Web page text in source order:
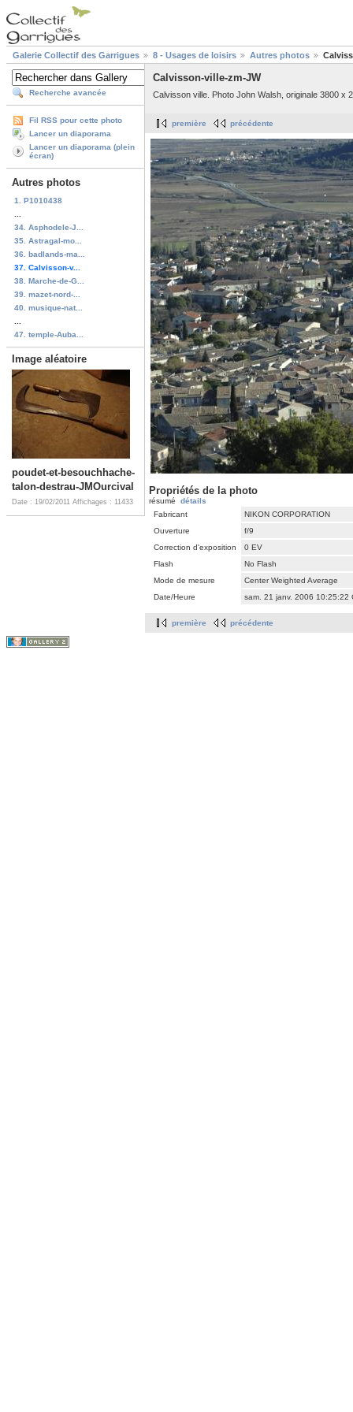
Galerie Collectif des Garrigues 8 - Usages de loisirs Autres photos
Recherche avancée
Fil RSS pour cette photo
Lancer un diaporama
Lancer un diaporama (plein
écran)
Autres photos
1. P1010438
34. Asphodele-J...
35. Astragal-mo...
36. badlands-ma...
37. Calvisson-v...
38. Marche-de-G...
39. mazet-nord-...
40. musique-nat...
47. temple-Auba...
Image aléatoire
poudet-et-besouchhache-
talon-destrau-JMOurcival
Date : 19/02/2011 Affichages : 11433
Calvisson-ville-zm-JW
Calvisson ville. Photo John Walsh, originale 3800 x
première précédente
Propriétés de la photo
résumé détails
Fabricant
NIKON CORPORATION
Ouverture
f/9
Correction d'exposition
0 EV
Flash
No Flash
Mode de mesure
Center Weighted Average
Date/Heure
sam. 21 janv. 2006 10:25:22
première précédente